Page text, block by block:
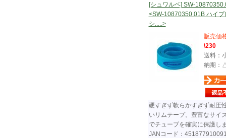
[シュワルベ] SW-
<SW-10870350.01B ハイプ
シ.....>
販売価
\230
送料：
納期：
硬すぎず軟らかすぎず耐圧
いリムテープ。豊富なサイ
でチューブを確実に保護し
JANコード：